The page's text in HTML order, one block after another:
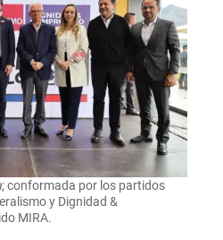
; conformada por los partidos
y Dignidad &
MIRA.